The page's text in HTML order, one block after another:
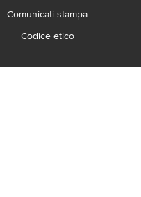
Comunicati stampa
Codice etico